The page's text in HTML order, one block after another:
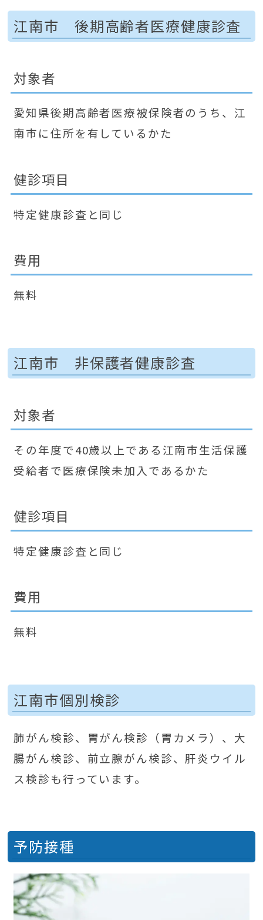
江南市 後期高齢者医療健康診査
対象者
愛知県後期高齢者医療被保険者のうち、江
南市に住所を有しているかた
健診項目
特定健康診査と同じ
費用
無料
江南市 非保護者健康診査
対象者
その年度で40歳以上である江南市生活保護
受給者で医療保険未加入であるかた
健診項目
特定健康診査と同じ
費用
無料
江南市個別検診
肺がん検診、胃がん検診（胃カメラ）、大
腸がん検診、前立腺がん検診、肝炎ウイル
ス検診も行っています。
予防接種